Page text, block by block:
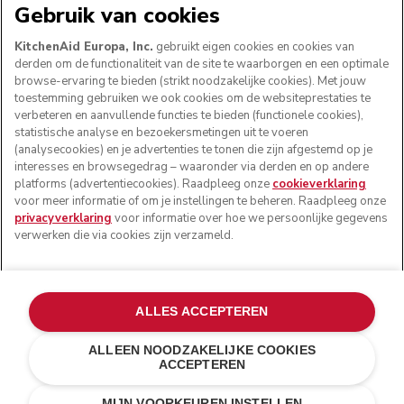
VOLG ONS
© KitchenAid 2026 - Alle rechten voorbehouden.
KitchenAid en het design van de keukenrobot zijn
handelsmerken in de Verenigde Staten en andere landen.
Mijn cookies beheren Privacyverklaring
Gebruik van cookies
KitchenAid Europa, Inc. gebruikt eigen cookies en cookies van
derden om de functionaliteit van de site te waarborgen en een optimale
browse-ervaring te bieden (strikt noodzakelijke cookies). Met jouw
toestemming gebruiken we ook cookies om de websiteprestaties te
verbeteren en aanvullende functies te bieden (functionele cookies),
statistische analyse en bezoekersmetingen uit te voeren
(analysecookies) en je advertenties te tonen die zijn afgestemd op je
interesses en browsegedrag – waaronder via derden en op andere
platforms (advertentiecookies). Raadpleeg onze cookieverklaring
voor meer informatie of om je instellingen te beheren. Raadpleeg onze
privacyverklaring voor informatie over hoe we persoonlijke gegevens
verwerken die via cookies zijn verzameld.
ALLEEN NOODZAKELIJKE COOKIES
ACCEPTEREN
ALLES ACCEPTEREN